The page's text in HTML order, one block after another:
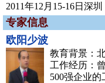
2011年12月15-16日
专家信息
欧阳少波
教育背景：
工作经历：
500强企业